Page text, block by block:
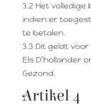
3.2 Het
indien er
te betalen.
3.3 Dit geldt
Els D’hollander
Gezond.
Artikel 4